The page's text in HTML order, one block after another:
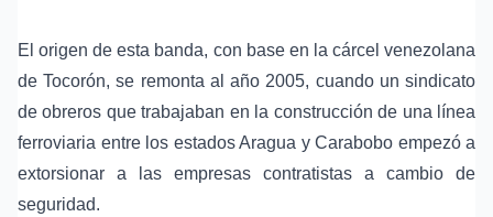
El origen de esta banda, con base en la cárcel venezolana
de Tocorón, se remonta al año 2005, cuando un sindicato
de obreros que trabajaban en la construcción de una línea
ferroviaria entre los estados Aragua y Carabobo empezó a
extorsionar a las empresas contratistas a cambio de
seguridad.